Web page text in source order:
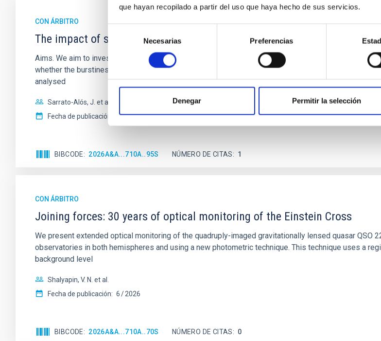
que hayan recopilado a partir del uso que haya hecho de sus servicios.
de
consentimiento
Necesarias Preferencias
Denegar Permitir la selección
CON ÁRBITRO
The impact of star formation histories on the inner dark matter density
Aims. We aim to investigate the connection between star formation histories (SFHs) and the inner
whether the burstiness and temporal distribution of star formation influence the formation of cored
analysed
Sarrato-Alós, J. et al.
Fecha de publicación:
6 2026
BIBCODE 2026A&A...710A..95S NÚMERO DE CITAS 1
CON ÁRBITRO
Joining forces: 30 years of optical monitoring of the Einstein Cross
We present extended optical monitoring of the quadruply-imaged gravitationally lensed quasar
observatories in both hemispheres and using a new photometric technique. This technique uses a
background level
Shalyapin, V. N. et al.
Fecha de publicación: 6 2026
BIBCODE 2026A&A...710A..70S NÚMERO DE CITAS 0